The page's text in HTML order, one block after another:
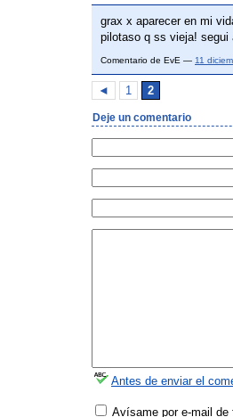
grax x aparecer en mi
pilotaso q ss vieja!
Comentario de EvE — 11
◄ 1 2
Deje un comentario
Antes de enviar el
Avísame por e-mail de